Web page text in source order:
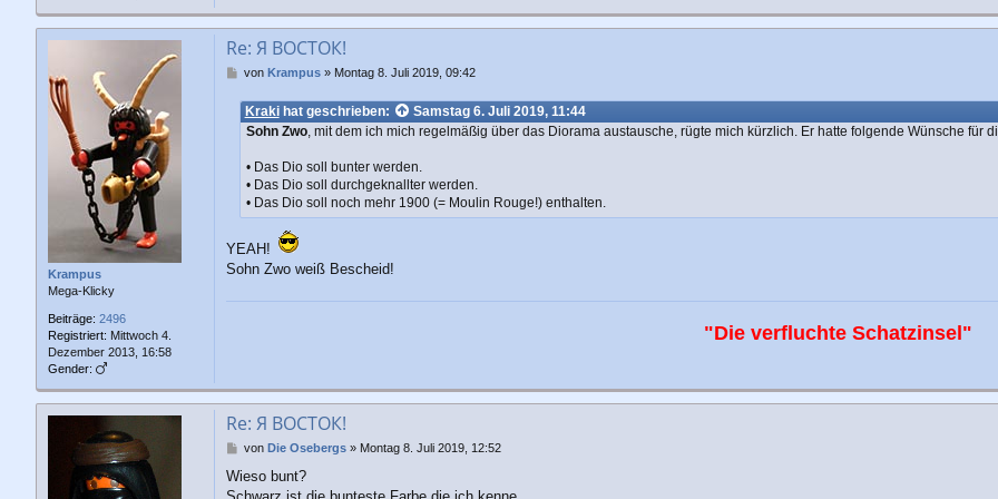
Krampus
Mega-Klicky
Beiträge: 2496
Registriert: Mittwoch 4.
Dezember 2013, 16:58
Gender:
Re: Я ВОСТОК!
B
i
t
von Krampus» Montag 8. Juli 2019, 09:42
Krakihat geschrieben:
Samstag 6. Juli 2019, 11:44
Sohn Zwo , mit dem ich mich regelmäßig über das Diorama austausche, rügte mich kürzlich. Er hatte folgende Wünsche für
• Das Dio soll bunter werden.
• Das Dio soll durchgeknallter werden.
• Das Dio soll noch mehr 1900 (= Moulin Rouge!) enthalten.
YEAH!
Sohn Zwo weiß Bescheid!
"Die verfluchte Schatzinsel"
Re: Я ВОСТОК!
B
i
von Die Osebergs» Montag 8. Juli 2019, 12:52
Wieso bunt?